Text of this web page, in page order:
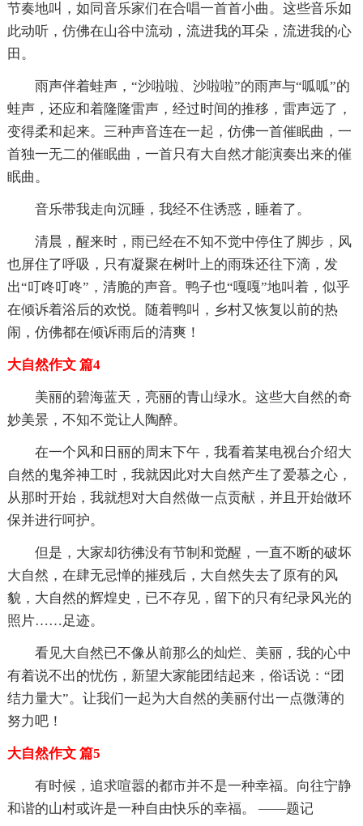
节奏地叫，如同音乐家们在合唱一首首小曲。这些音乐如
此动听，仿佛在山谷中流动，流进我的耳朵，流进我的心
田。
雨声伴着蛙声，“沙啦啦、沙啦啦”的雨声与“呱呱”的
蛙声，还应和着隆隆雷声，经过时间的推移，雷声远了，
变得柔和起来。三种声音连在一起，仿佛一首催眠曲，一
首独一无二的催眠曲，一首只有大自然才能演奏出来的催
眠曲。
音乐带我走向沉睡，我经不住诱惑，睡着了。
清晨，醒来时，雨已经在不知不觉中停住了脚步，风
也屏住了呼吸，只有凝聚在树叶上的雨珠还往下滴，发
出“叮咚叮咚”，清脆的声音。鸭子也“嘎嘎”地叫着，似乎
在倾诉着浴后的欢悦。随着鸭叫，乡村又恢复以前的热
闹，仿佛都在倾诉雨后的清爽！
大自然作文 篇4
美丽的碧海蓝天，亮丽的青山绿水。这些大自然的奇
妙美景，不知不觉让人陶醉。
在一个风和日丽的周末下午，我看着某电视台介绍大
自然的鬼斧神工时，我就因此对大自然产生了爱慕之心，
从那时开始，我就想对大自然做一点贡献，并且开始做环
保并进行呵护。
但是，大家却彷彿没有节制和觉醒，一直不断的破坏
大自然，在肆无忌惮的摧残后，大自然失去了原有的风
貌，大自然的辉煌史，已不存见，留下的只有纪录风光的
照片……足迹。
看见大自然已不像从前那么的灿烂、美丽，我的心中
有着说不出的忧伤，新望大家能团结起来，俗话说：“团
结力量大”。让我们一起为大自然的美丽付出一点微薄的
努力吧！
大自然作文 篇5
有时候，追求喧嚣的都市并不是一种幸福。向往宁静
和谐的山村或许是一种自由快乐的幸福。 ——题记